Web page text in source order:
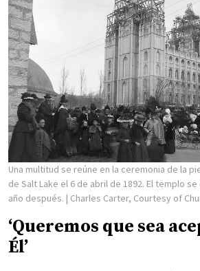
Una multitud se reúne en la ceremonia de la
de Salt Lake el 6 de abril de 1892. El templo
año después. | Charles Carter, Courtesy of
‘Queremos que sea
Él’